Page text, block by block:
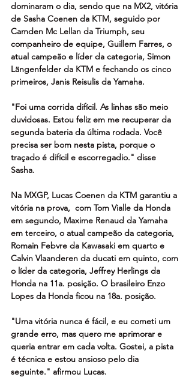
dominaram o dia, sendo que na MX2, vitória
de Sasha Coenen da KTM, seguido por
Camden Mc Lellan da Triumph, seu
companheiro de equipe, Guillem Farres, o
atual campeão e líder da categoria, Simon
Längenfelder da KTM e fechando os cinco
primeiros, Janis Reisulis da Yamaha.
"Foi uma corrida difícil. As linhas são meio
duvidosas. Estou feliz em me recuperar da
segunda bateria da última rodada. Você
precisa ser bom nesta pista, porque o
traçado é difícil e escorregadio." disse
Sasha.
Na MXGP, Lucas Coenen da KTM garantiu a
vitória na prova,  com Tom Vialle da Honda
em segundo, Maxime Renaud da Yamaha
em terceiro, o atual campeão da categoria,
Romain Febvre da Kawasaki em quarto e
Calvin Vlaanderen da ducati em quinto, com
o líder da categoria, Jeffrey Herlings da
Honda na 11a. posição. O brasileiro Enzo
Lopes da Honda ficou na 18a. posição.
"Uma vitória nunca é fácil, e eu cometi um
grande erro, mas quero me aprimorar e
queria entrar em cada volta. Gostei, a pista
é técnica e estou ansioso pelo dia
seguinte." afirmou Lucas.